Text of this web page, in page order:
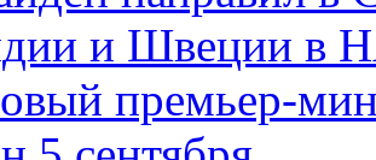
и Швеции в
премьер-